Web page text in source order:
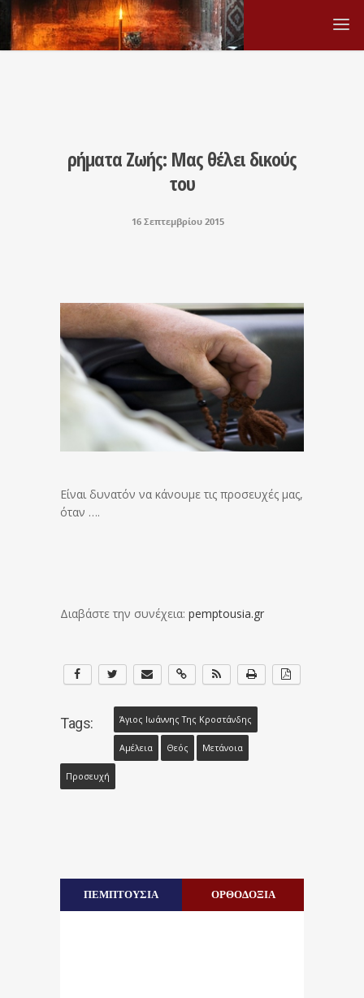
ρήματα Ζωής: Μας θέλει δικούς
του
16 Σεπτεμβρίου 2015
Είναι δυνατόν να κάνουμε τις προσευχές μας,
όταν ….
Διαβάστε την συνέχεια: pemptousia.gr
Tags: Άγιος Ιωάννης Της Κροστάνδης
Αμέλεια Θεός Μετάνοια
Προσευχή
ΠΕΜΠΤΟΥΣΙΑ ΟΡΘΟΔΟΞΙΑ